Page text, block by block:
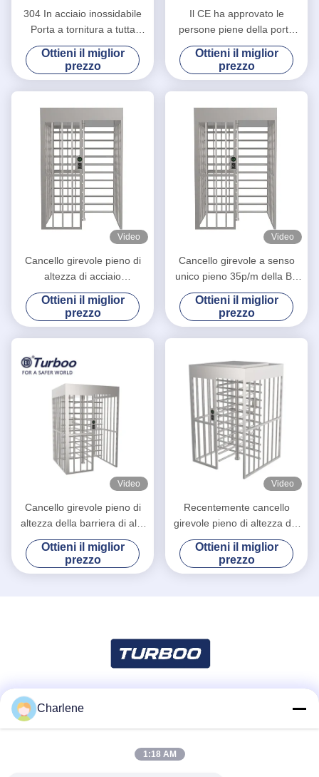
304 In acciaio inossidabile
Porta a tornitura a tutta
altezza con codice QR per
prigioni / quartieri
Ottieni il miglior
prezzo
Il CE ha approvato le
persone piene della porta
girevole 30 del cancello
girevole di altezza/velocità
minima di transito
Ottieni il miglior
prezzo
Video
Cancello girevole pieno di
altezza di acciaio
inossidabile di alta sicurezza
del controllo di accesso
Ottieni il miglior
prezzo
Video
Cancello girevole a senso
unico pieno 35p/m della Bi-
directionary SUS304 di
altezza
Ottieni il miglior
prezzo
Video
Cancello girevole pieno di
altezza della barriera di alta
sicurezza del controllo di
accesso pedonale del
portone
Ottieni il miglior
prezzo
Video
Recentemente cancello
girevole pieno di altezza dei
vicoli doppi 24V di acciaio
inossidabile di progettazione
Ottieni il miglior
prezzo
Charlene
1:18 AM